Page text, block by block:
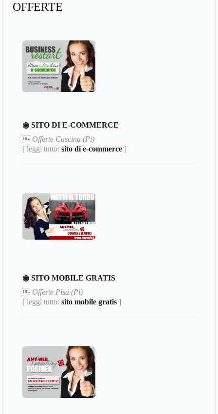
OFFERTE
◉ SITO DI E-COMMERCE
 Offerte Cascina (Pi)
[ leggi tutto:sito di e-commerce ]
◉ SITO MOBILE GRATIS
 Offerte Pisa (Pi)
[ leggi tutto:sito mobile gratis ]